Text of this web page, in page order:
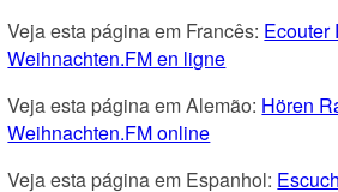
Veja esta página em Francês: Ecouter
Weihnachten.FM en ligne
Veja esta página em Alemão: Hören
Weihnachten.FM online
Veja esta página em Espanhol: